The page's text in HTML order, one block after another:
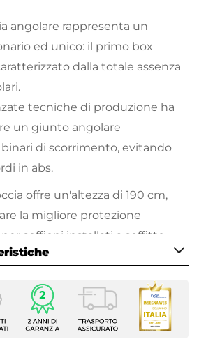
angolare rappresenta un
ed unico: il primo box
dalla totale assenza
tecniche di produzione ha
un giunto angolare
di scorrimento, evitando
in abs.
offre un'altezza di 190 cm,
la migliore protezione
soffioni installati a soffitto.
sfrutta dei roller con